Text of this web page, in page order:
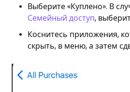
Выберите «Куплено». В
Семейный доступ,
Коснитесь приложения,
скрыть, в меню, а затем